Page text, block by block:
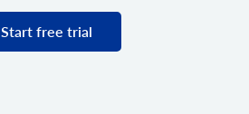
Start free trial